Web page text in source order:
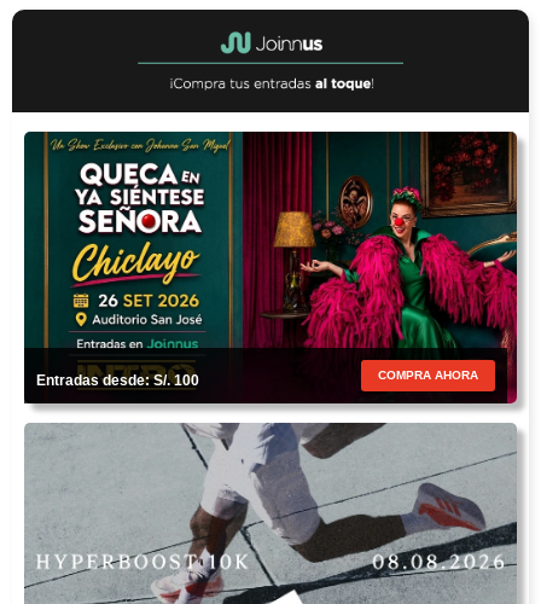
Entradas desde: S/. 100 COMPRA AHORA